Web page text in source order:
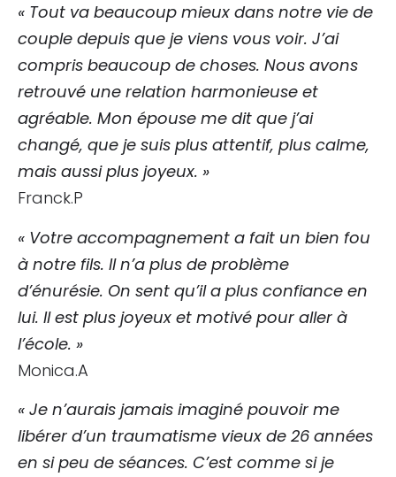
« Tout va beaucoup mieux dans notre vie de
couple depuis que je viens vous voir. J’ai
compris beaucoup de choses. Nous avons
retrouvé une relation harmonieuse et
agréable. Mon épouse me dit que j’ai
changé, que je suis plus attentif, plus calme,
mais aussi plus joyeux. »
Franck.P
« Votre accompagnement a fait un bien fou
à notre fils. Il n’a plus de problème
d’énurésie. On sent qu’il a plus confiance en
lui. Il est plus joyeux et motivé pour aller à
l’école. »
Monica.A
« Je n’aurais jamais imaginé pouvoir me
libérer d’un traumatisme vieux de 26 années
en si peu de séances. C’est comme si je